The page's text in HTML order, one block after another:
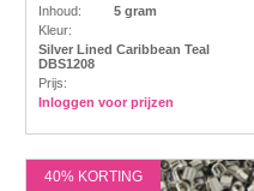
Inhoud:
5 gram
Kleur:
Silver Lined Caribbean Teal
DBS1208
Prijs:
Inloggen voor prijzen
40% KORTING